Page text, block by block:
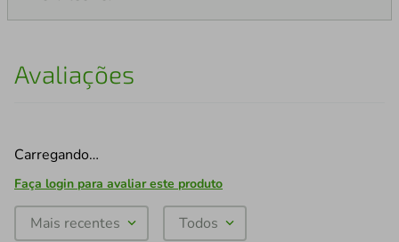
Avaliações
Carregando…
Faça login para avaliar este produto
Mais recentes Todos